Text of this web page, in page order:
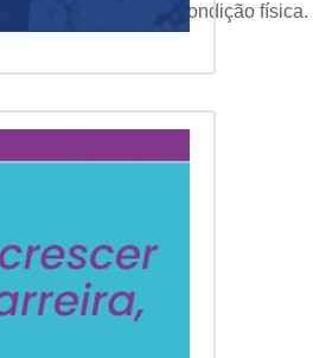
a prática à sua condição física.